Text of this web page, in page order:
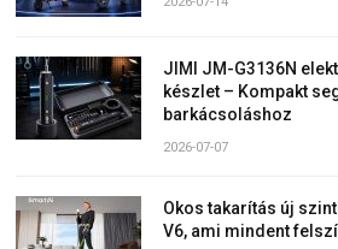
JIMI JM-G3136N
készlet – Kompakt
barkácsoláshoz
2026-07-07
Okos takarítás új
V6, ami mindent